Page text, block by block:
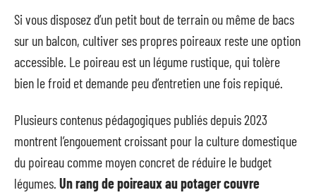
Si vous disposez d’un petit bout de terrain ou même de bacs
sur un balcon, cultiver ses propres poireaux reste une option
accessible. Le poireau est un légume rustique, qui tolère
bien le froid et demande peu d’entretien une fois repiqué.
Plusieurs contenus pédagogiques publiés depuis 2023
montrent l’engouement croissant pour la culture domestique
du poireau comme moyen concret de réduire le budget
légumes. Un rang de poireaux au potager couvre